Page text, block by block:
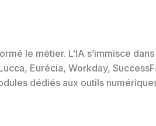
le métier. L’IA s’immisce
Eurécia, Workday,
dédiés aux outils